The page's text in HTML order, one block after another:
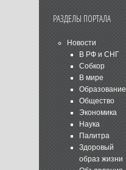
РАЗДЕЛЫ ПОРТАЛА
Новости
В РФ и СНГ
Собкор
В мире
Образование
Общество
Экономика
Наука
Палитра
Здоровый
образ жизни